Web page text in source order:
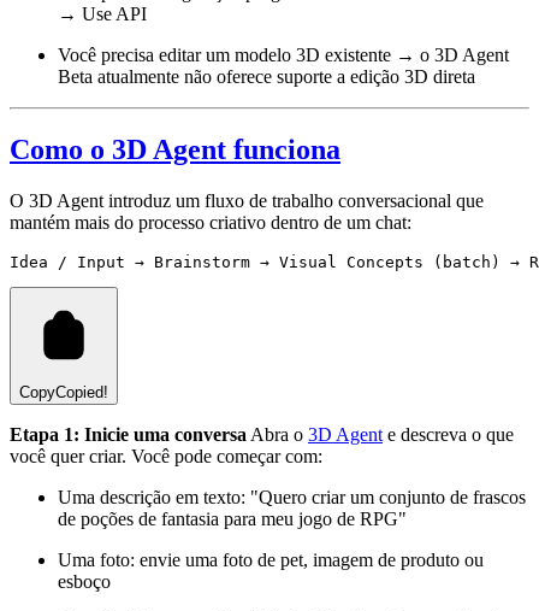
→ Use API
Você precisa editar um modelo 3D existente → o 3D Agent
Beta atualmente não oferece suporte a edição 3D direta
Como o 3D Agent funciona
O 3D Agent introduz um fluxo de trabalho conversacional que
mantém mais do processo criativo dentro de um chat:
CopyCopied!
Etapa 1: Inicie uma conversa Abra o 3D Agent e descreva o que
você quer criar. Você pode começar com:
Uma descrição em texto: "Quero criar um conjunto de frascos
de poções de fantasia para meu jogo de RPG"
Uma foto: envie uma foto de pet, imagem de produto ou
esboço